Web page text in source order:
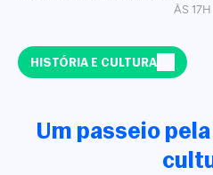
ÀS 17H
HISTÓRIA E CULTURA
Um passeio